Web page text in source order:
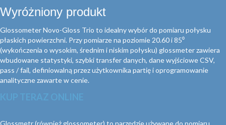
Wyróżniony produkt
Glossometer Novo-Gloss Trio to idealny wybór do pomiaru połysku
płaskich powierzchni. Przy pomiarze na poziomie 20.60 i 85⁰
(wykończenia o wysokim, średnim i niskim połysku) glossmeter zawiera
wbudowane statystyki, szybki transfer danych, dane wyjściowe CSV,
pass / fail, definiowalną przez użytkownika partię i oprogramowanie
analityczne zawarte w cenie.
Glossmetr (również glossometer) to narzędzie używane do pomiaru